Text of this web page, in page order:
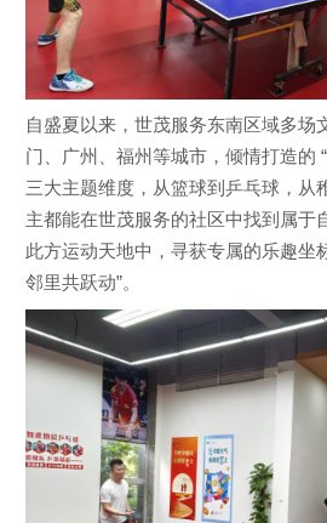
自盛夏以来，世茂服务东南区域多场
门、广州、福州等城市，倾情打造的 “
三大主题维度，从篮球到乒乓球，从
主都能在世茂服务的社区中找到属于
此方运动天地中，寻获专属的乐趣坐
邻里共跃动”。